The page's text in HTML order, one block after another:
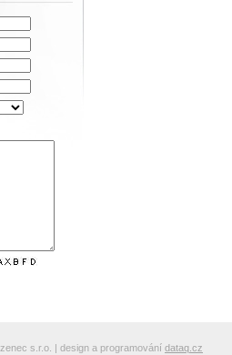
s.r.o. | design a programování dataq.cz